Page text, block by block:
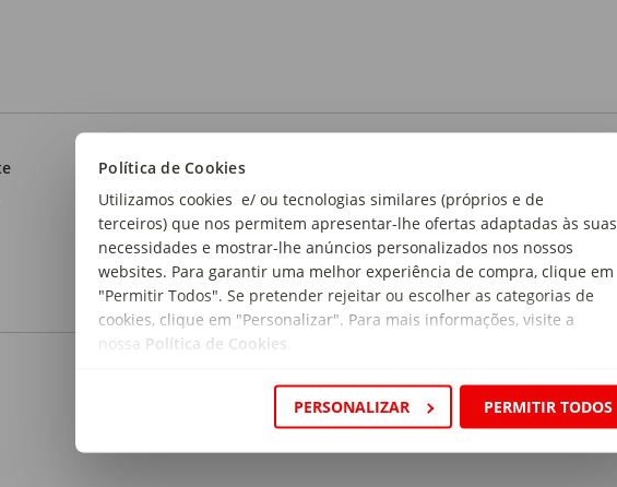
Política de Cookies
Utilizamos cookies e/ ou tecnologias similares (próprios e de
terceiros) que nos permitem apresentar-lhe ofertas adaptadas às suas
necessidades e mostrar-lhe anúncios personalizados nos nossos
websites. Para garantir uma melhor experiência de compra, clique em
"Permitir Todos". Se pretender rejeitar ou escolher as categorias de
cookies, clique em "Personalizar". Para mais informações, visite a
nossa Política de Cookies
PERSONALIZAR PERMITIR TODOS